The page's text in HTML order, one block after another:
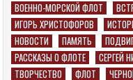
ВОЕННО-МОРСКОЙ ФЛОТ
ИГОРЬ ХРИСТОФОРОВ
НОВОСТИ
ПАМЯТЬ
РАССКАЗЫ О ФЛОТЕ
СЕРГЕЙ
ТВОРЧЕСТВО
ФЛОТ